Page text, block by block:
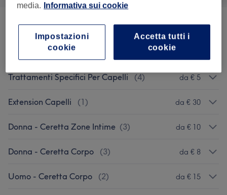
Donna - Tagli E Acconciature (8) da € 10
Donna - Colore (7
Trattamenti Specifici Per Capelli (4) da € 5
Extension Capelli (1) da € 30
Donna - Ceretta Zone Intime (3) da € 10
Donna - Ceretta Corpo (3) da € 8
Uomo - Ceretta Corpo (2) da € 15
media. Informativa sui cookie
Accetta tutti i
cookie
Impostazioni
cookie